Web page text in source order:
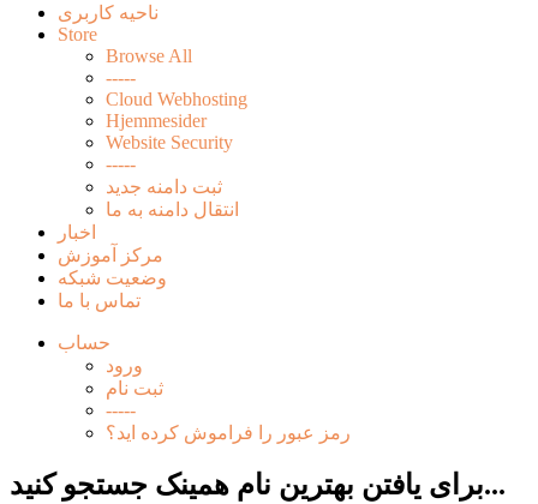
ناحیه کاربری
Store
Browse All
-----
Cloud Webhosting
Hjemmesider
Website Security
-----
ثبت دامنه جدید
انتقال دامنه به ما
اخبار
مرکز آموزش
وضعیت شبکه
تماس با ما
ورود
ثبت نام
-----
رمز عبور را فراموش کرده اید؟
برای یافتن بهترین نام همینک جستجو کنید...